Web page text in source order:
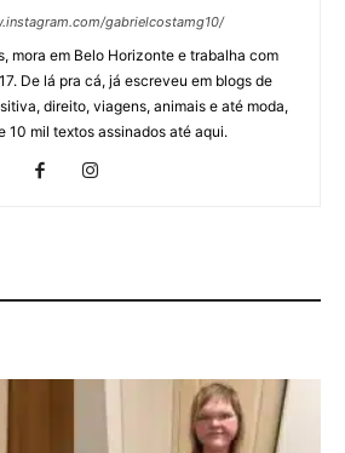
gabrielcostamg10/
mora em Belo Horizonte e trabalha com
De lá pra cá, já escreveu em blogs de
direito, viagens, animais e até moda,
10 mil textos assinados até aqui.